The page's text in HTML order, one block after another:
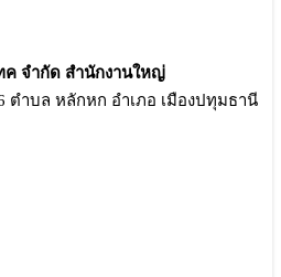
ค จำกัด สำนักงานใหญ่
ตำบล หลักหก อำเภอ เมืองปทุมธานี